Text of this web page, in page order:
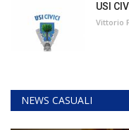
USI
Vittorio
NEWS CASUALI